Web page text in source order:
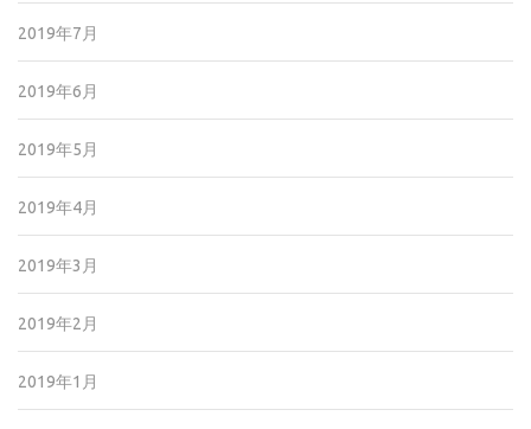
2019年7月
2019年6月
2019年5月
2019年4月
2019年3月
2019年2月
2019年1月